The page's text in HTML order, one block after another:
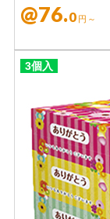
@76.0 円～
3個入